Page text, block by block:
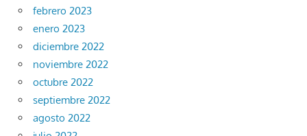
febrero 2023
enero 2023
diciembre 2022
noviembre 2022
octubre 2022
septiembre 2022
agosto 2022